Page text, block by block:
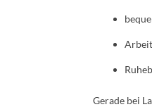
Gerade bei